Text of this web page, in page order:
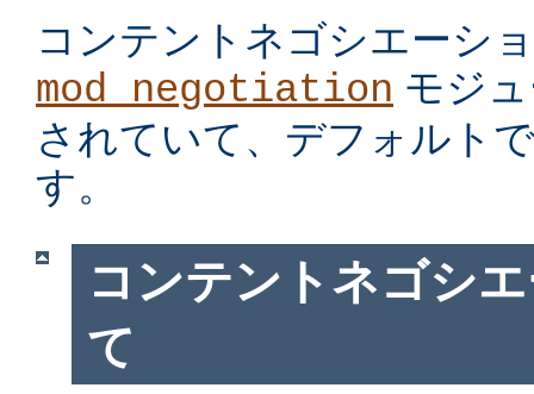
コンテントネゴシエーシ
mod_negotiation モジ
されていて、デフォルト
す。
コンテントネゴシ
て